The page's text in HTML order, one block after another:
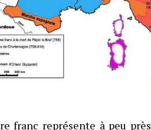
franc représente à peu